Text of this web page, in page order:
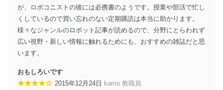
が、ロボコニストの彼には必携書のようです。授業や部活で忙し
くしているので買い忘れのない定期購読は本当に助かります。
様々なジャンルのロボット記事が読めるので、分野にとらわれず
広い視野・新しい情報に触れるためにも、おすすめの雑誌だと思
います。
おもしろいです
★★★★☆ 2015年12月24日 kamo 教職員